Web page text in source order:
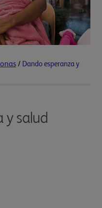
/ Dando esperanza y
y salud